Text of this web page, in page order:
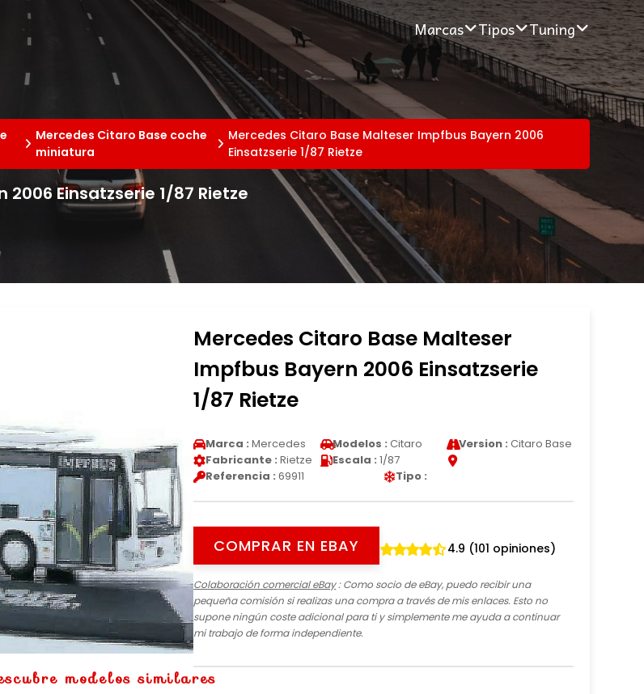
Marcas Tipos Tuning
Mercedes Citaro Base coche
miniatura
Mercedes Citaro Base Malteser Impfbus Bayern 2006
Einsatzserie 1/87 Rietze
Einsatzserie 1/87 Rietze
Mercedes Citaro Base Malteser
Impfbus Bayern 2006 Einsatzserie
1/87 Rietze
Marca : Mercedes Modelos : Citaro Version : Citaro Base
Fabricante : Rietze Escala : 1/87
Referencia : 69911 Tipo :
COMPRAR EN EBAY 4.9 (101 opiniones)
Colaboración comercial eBay: Como socio de eBay, puedo recibir una
pequeña comisión si realizas una compra a través de mis enlaces. Esto no
supone ningún coste adicional para ti y simplemente me ayuda a continuar
mi trabajo de forma independiente.
modelos similares